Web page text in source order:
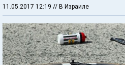
11.05.2017 12:19 // В Израиле